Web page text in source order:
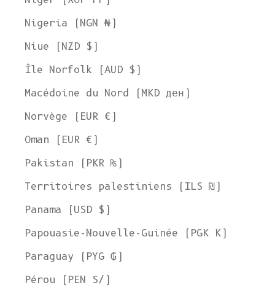
Nigeria (NGN ₦)
Niue (NZD $)
Île Norfolk (AUD $)
Macédoine du Nord (MKD ден)
Norvège (EUR €)
Oman (EUR €)
Pakistan (PKR ₨)
Territoires palestiniens (ILS ₪)
Panama (USD $)
Papouasie-Nouvelle-Guinée (PGK K)
Paraguay (PYG ₲)
Pérou (PEN S/)